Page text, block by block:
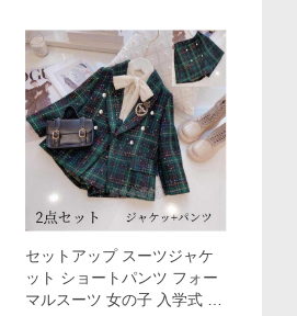
セットアップ スーツジャケ
ット ショートパンツ フォー
マルスーツ 女の子 入学式 上